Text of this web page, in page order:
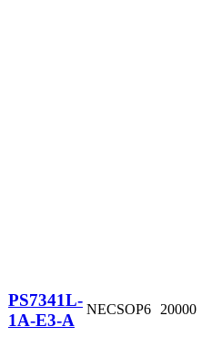
PS7341L-
1A-E3-A
NECSOP6 20000